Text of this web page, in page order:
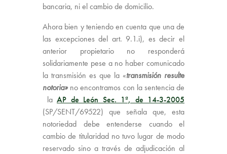
bancaria, ni el cambio de domicilio.
Ahora bien y teniendo en cuenta que una de
las excepciones del art. 9.1.i), es decir el
anterior propietario no responderá
solidariamente pese a no haber comunicado
la transmisión es que la «transmisión resulte
notoria»no encontramos con la sentencia de
la AP de León Sec. 1ª, de 14-3-2005
(SP/SENT/69522) que señala que, esta
notoriedad debe entenderse cuando el
cambio de titularidad no tuvo lugar de modo
reservado sino a través de adjudicación al